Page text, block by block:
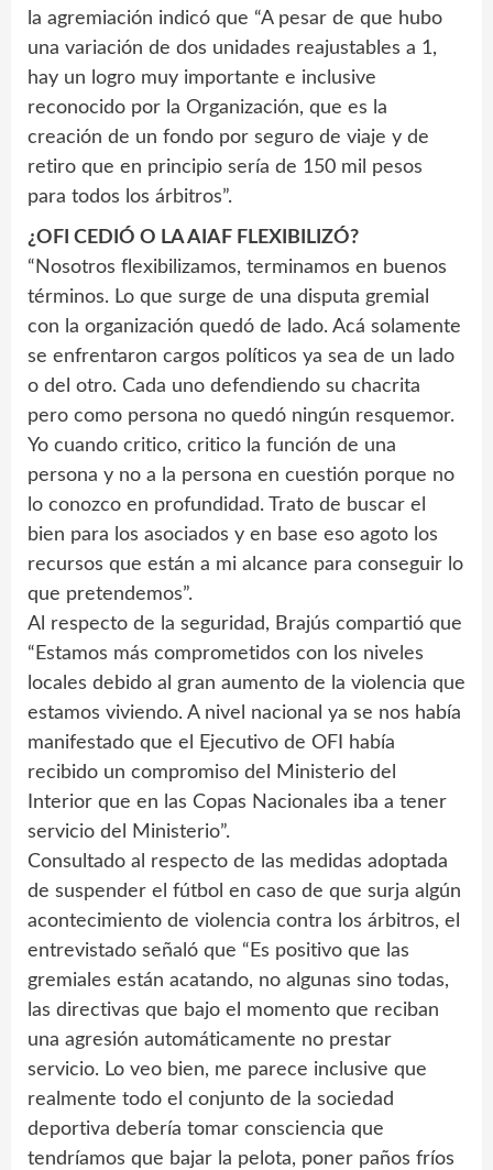
la agremiación indicó que “A pesar de que hubo
una variación de dos unidades reajustables a 1,
hay un logro muy importante e inclusive
reconocido por la Organización, que es la
creación de un fondo por seguro de viaje y de
retiro que en principio sería de 150 mil pesos
para todos los árbitros”.
¿OFI CEDIÓ O LA AIAF FLEXIBILIZÓ?
“Nosotros flexibilizamos, terminamos en buenos
términos. Lo que surge de una disputa gremial
con la organización quedó de lado. Acá solamente
se enfrentaron cargos políticos ya sea de un lado
o del otro. Cada uno defendiendo su chacrita
pero como persona no quedó ningún resquemor.
Yo cuando critico, critico la función de una
persona y no a la persona en cuestión porque no
lo conozco en profundidad. Trato de buscar el
bien para los asociados y en base eso agoto los
recursos que están a mi alcance para conseguir lo
que pretendemos”.
Al respecto de la seguridad, Brajús compartió que
“Estamos más comprometidos con los niveles
locales debido al gran aumento de la violencia que
estamos viviendo. A nivel nacional ya se nos había
manifestado que el Ejecutivo de OFI había
recibido un compromiso del Ministerio del
Interior que en las Copas Nacionales iba a tener
servicio del Ministerio”.
Consultado al respecto de las medidas adoptada
de suspender el fútbol en caso de que surja algún
acontecimiento de violencia contra los árbitros, el
entrevistado señaló que “Es positivo que las
gremiales están acatando, no algunas sino todas,
las directivas que bajo el momento que reciban
una agresión automáticamente no prestar
servicio. Lo veo bien, me parece inclusive que
realmente todo el conjunto de la sociedad
deportiva debería tomar consciencia que
tendríamos que bajar la pelota, poner paños fríos